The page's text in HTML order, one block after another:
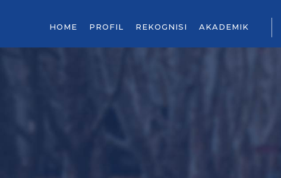
HOME PROFIL REKOGNISI AKADEMIK